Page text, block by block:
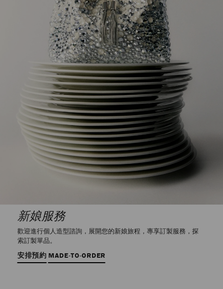
新娘服務
歡迎進行個人造型諮詢，展開您的新娘旅程，專享訂製服務，探
索訂製單品。
安排預約 MADE-TO-ORDER